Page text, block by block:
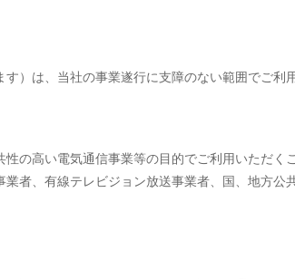
）は、当社の事業遂行に支障のない範囲でご利
の高い電気通信事業等の目的でご利用いただく
者、有線テレビジョン放送事業者、国、地方公